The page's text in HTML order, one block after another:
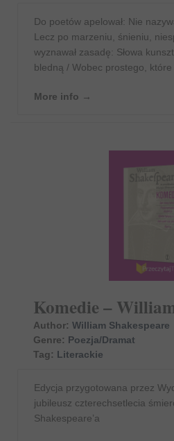
Do poetów apelował: Nie
Lecz po marzeniu, śnieniu,
wyznawał zasadę: Słowa
bledną / Wobec prostego, które
More info →
Komedie –
Author: William Shakespeare
Genre: Poezja/Dramat
Tag: Literackie
Edycja przygotowana przez
jubileusz czterechsetlecia
Shakespeare’a